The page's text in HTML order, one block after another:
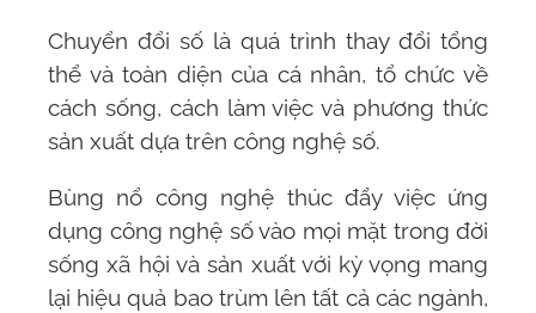
Chuyển đổi số là quá trình thay đổi tổng
thể và toàn diện của cá nhân, tổ chức về
cách sống, cách làm việc và phương thức
sản xuất dựa trên công nghệ số.
Bùng nổ công nghệ thúc đẩy việc ứng
dụng công nghệ số vào mọi mặt trong đời
sống xã hội và sản xuất với kỳ vọng mang
lại hiệu quả bao trùm lên tất cả các ngành,